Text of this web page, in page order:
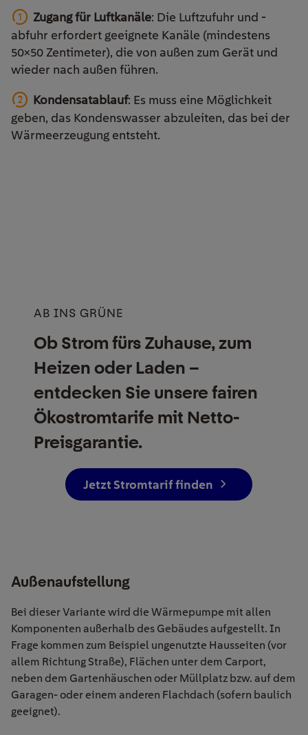
Zugang für Luftkanäle: Die Luftzufuhr und -
abfuhr erfordert geeignete Kanäle (mindestens
50×50 Zentimeter), die von außen zum Gerät und
wieder nach außen führen.
Kondensatablauf: Es muss eine Möglichkeit
geben, das Kondenswasser abzuleiten, das bei der
Wärmeerzeugung entsteht.
AB INS GRÜNE
Ob Strom fürs Zuhause, zum
Heizen oder Laden –
entdecken Sie unsere fairen
Ökostrom­tarife mit Netto-
Preisgarantie.
Jetzt Stromtarif finden
Außenaufstellung
Bei dieser Variante wird die Wärmepumpe mit allen
Komponenten außerhalb des Gebäudes aufgestellt. In
Frage kommen zum Beispiel ungenutzte Hausseiten (vor
allem Richtung Straße), Flächen unter dem Carport,
neben dem Gartenhäuschen oder Müllplatz bzw. auf dem
Garagen- oder einem anderen Flachdach (sofern baulich
geeignet).